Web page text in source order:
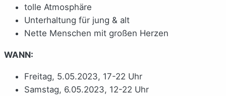
tolle Atmosphäre
Unterhaltung für jung & alt
Nette Menschen mit großen Herzen
WANN:
Freitag, 5.05.2023, 17-22 Uhr
Samstag, 6.05.2023, 12-22 Uhr